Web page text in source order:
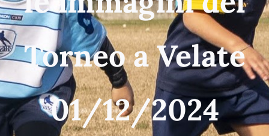
Torneo a Velate
01/12/2024